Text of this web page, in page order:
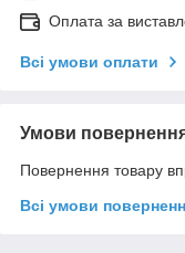
Оплата за
Всі умови оплати
Умови
Повернення товару
Всі умови